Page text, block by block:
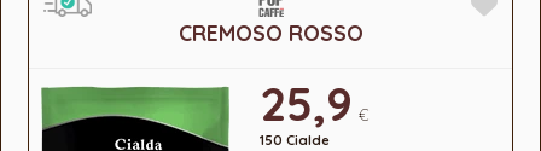
CREMOSO ROSSO
25,9 €
150 Cialde